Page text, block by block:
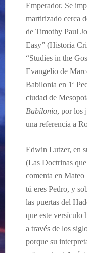
Emperador. Se
martirizado cerca
de Timothy Paul
Easy” (Historia
“Studies in the
Evangelio de
Babilonia en 1ª
ciudad de
Babilonia, por los
una referencia a
Edwin Lutzer, en
(Las Doctrinas
comenta en
tú eres Pedro, y
las puertas del
que este versículo
a través de los
porque su